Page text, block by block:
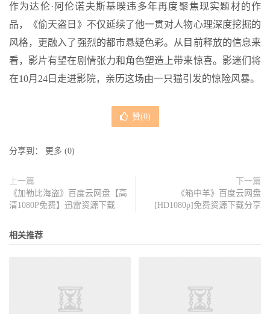
作为达伦·阿伦诺夫斯基暌违多年再度聚焦现实题材的作
品，《偷天盗日》不仅延续了他一贯对人物心理深度挖掘的
风格，更融入了强烈的都市悬疑色彩。从目前释放的信息来
看，影片有望在剧情张力和角色塑造上带来惊喜。影迷们将
在10月24日走进影院，亲历这场由一只猫引发的惊险风暴。
赞(0)
分享到： 更多 (0)
上一篇
《加勒比海盗》百度云网盘【高
清1080P免费】迅雷资源下载
下一篇
《箱中羊》百度云网盘
[HD1080p]免费资源下载分享
相关推荐